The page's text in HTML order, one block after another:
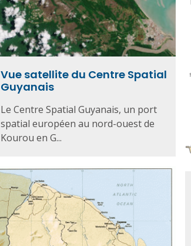
Vue satellite du Centre Spatial
Guyanais
Le Centre Spatial Guyanais, un port
spatial européen au nord-ouest de
Kourou en G...